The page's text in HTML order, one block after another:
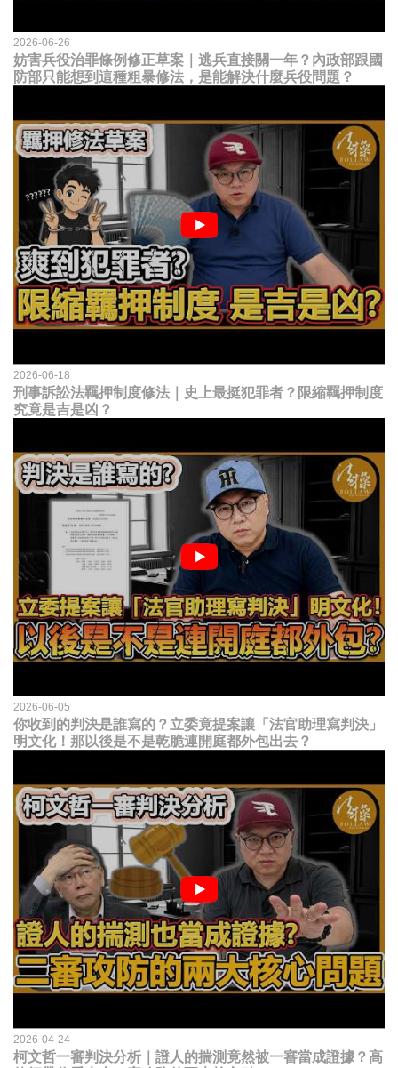
2026-06-26
妨害兵役治罪條例修正草案｜逃兵直接關一年？內政部跟國
防部只能想到這種粗暴修法，是能解決什麼兵役問題？
2026-06-18
刑事訴訟法羈押制度修法｜史上最挺犯罪者？限縮羈押制度
究竟是吉是凶？
2026-06-05
你收到的判決是誰寫的？立委竟提案讓「法官助理寫判決」
明文化！那以後是不是乾脆連開庭都外包出去？
2026-04-24
柯文哲一審判決分析｜證人的揣測竟然被一審當成證據？高